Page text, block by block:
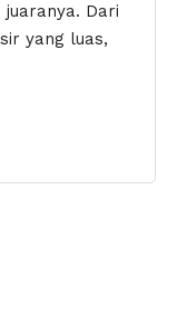
Dari
yang luas,